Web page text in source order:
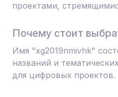
проектами,
Почему стоит
Имя "xg2019nmivhk"
названий и
для цифровых проектов.